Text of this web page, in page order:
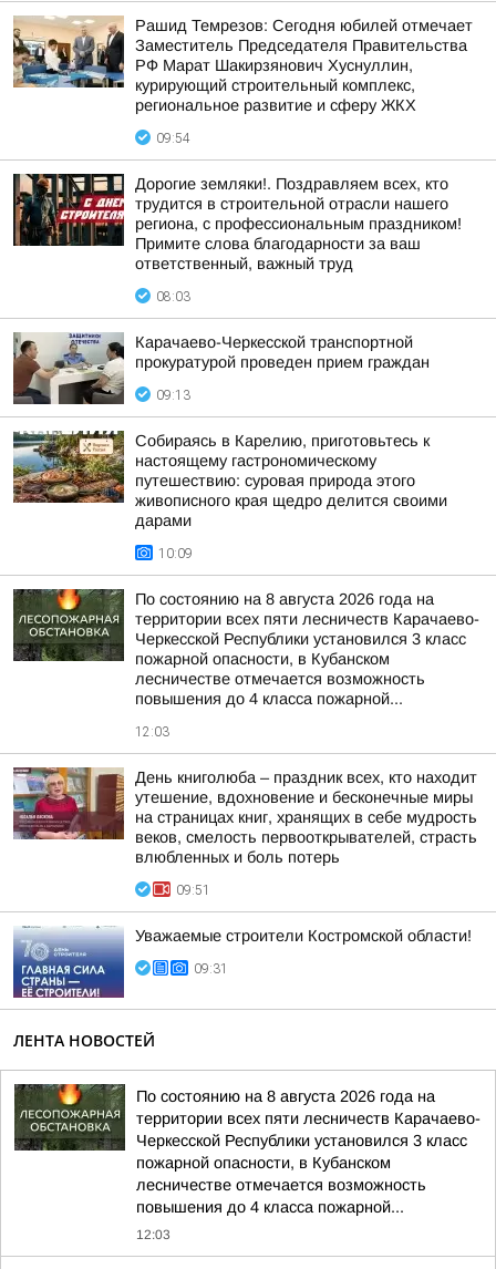
Рашид Темрезов: Сегодня юбилей отмечает
Заместитель Председателя Правительства
РФ Марат Шакирзянович Хуснуллин,
курирующий строительный комплекс,
региональное развитие и сферу ЖКХ
09:54
Дорогие земляки!. Поздравляем всех, кто
трудится в строительной отрасли нашего
региона, с профессиональным праздником!
Примите слова благодарности за ваш
ответственный, важный труд
08:03
Карачаево-Черкесской транспортной
прокуратурой проведен прием граждан
09:13
Собираясь в Карелию, приготовьтесь к
настоящему гастрономическому
путешествию: суровая природа этого
живописного края щедро делится своими
дарами
10:09
По состоянию на 8 августа 2026 года на
территории всех пяти лесничеств Карачаево-
Черкесской Республики установился 3 класс
пожарной опасности, в Кубанском
лесничестве отмечается возможность
повышения до 4 класса пожарной...
12:03
День книголюба – праздник всех, кто находит
утешение, вдохновение и бесконечные миры
на страницах книг, хранящих в себе мудрость
веков, смелость первооткрывателей, страсть
влюбленных и боль потерь
09:51
Уважаемые строители Костромской области!
09:31
ЛЕНТА НОВОСТЕЙ
По состоянию на 8 августа 2026 года на
территории всех пяти лесничеств Карачаево-
Черкесской Республики установился 3 класс
пожарной опасности, в Кубанском
лесничестве отмечается возможность
повышения до 4 класса пожарной...
12:03